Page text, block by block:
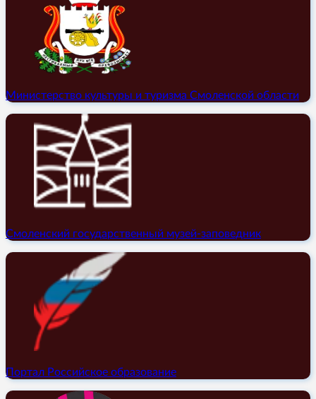
Министерство культуры и туризма Смоленской области
Смоленский государственный музей-заповедник
Портал Российское образование